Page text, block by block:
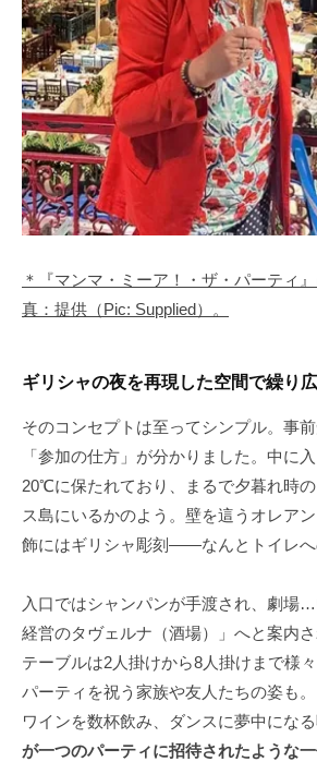
＊『マンマ・ミーア！・ザ・パーティ
真：提供（Pic: Supplied）。
ギリシャの夜を再現した空間で繰り
そのコンセプトは至ってシンプル。事
「参加の仕方」が分かりました。中に
20℃に保たれており、まるで夕暮れ時
ス島にいるかのよう。壁を這うオレア
飾にはギリシャ彫刻――なんとトイレへ
入口ではシャンパンが手渡され、劇場
経営のタヴェルナ（酒場）」へと案内さ
テーブルは2人掛けから8人掛けまで様
パーティを祝う家族や友人たちの姿も。
ワインを数杯飲み、ダンスに夢中にな
が一つのパーティに招待されたような